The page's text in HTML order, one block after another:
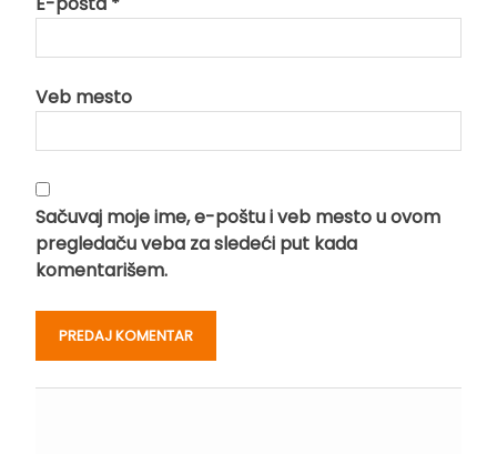
Veb mesto
Sačuvaj moje ime, e-poštu i veb mesto u ovom
pregledaču veba za sledeći put kada
komentarišem.